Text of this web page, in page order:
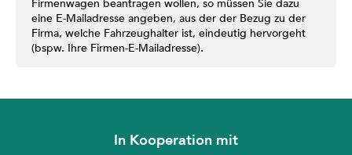
Firmenwagen beantragen wollen, so müssen Sie dazu
eine E-Mailadresse angeben, aus der der Bezug zu der
Firma, welche Fahrzeughalter ist, eindeutig hervorgeht
(bspw. Ihre Firmen-E-Mailadresse).
In Kooperation mit